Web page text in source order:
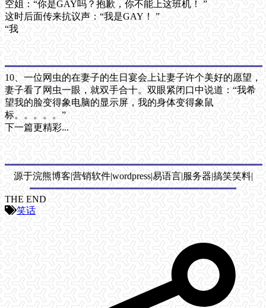
空姐：“你是GAY吗？抱歉，你不能上这班机！ ”
这时后面传来抗议声：“我是GAY！ ”
“我
10、一位网虫的在妻子的生日宴会上让妻子许个美好的愿望，
妻子看了网虫一眼，就双手合十。双眼紧闭口中说道：“我希
望我的脸变得象电脑的显示屏，我的身体变得象鼠
标。。。。。”
下一篇更精彩...
源于浣熊博客|营销软件|wordpress|易语言|服务器|搞笑笑料|
THE END
笑话